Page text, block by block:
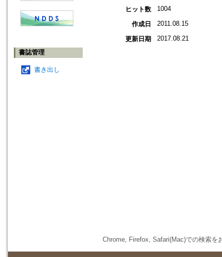
書誌管理
書き出し
ヒット数
1004
作成日 2011.08.15
更新日期 2017.08.21
Chrome, Firefox, Safari(Mac)での検索を